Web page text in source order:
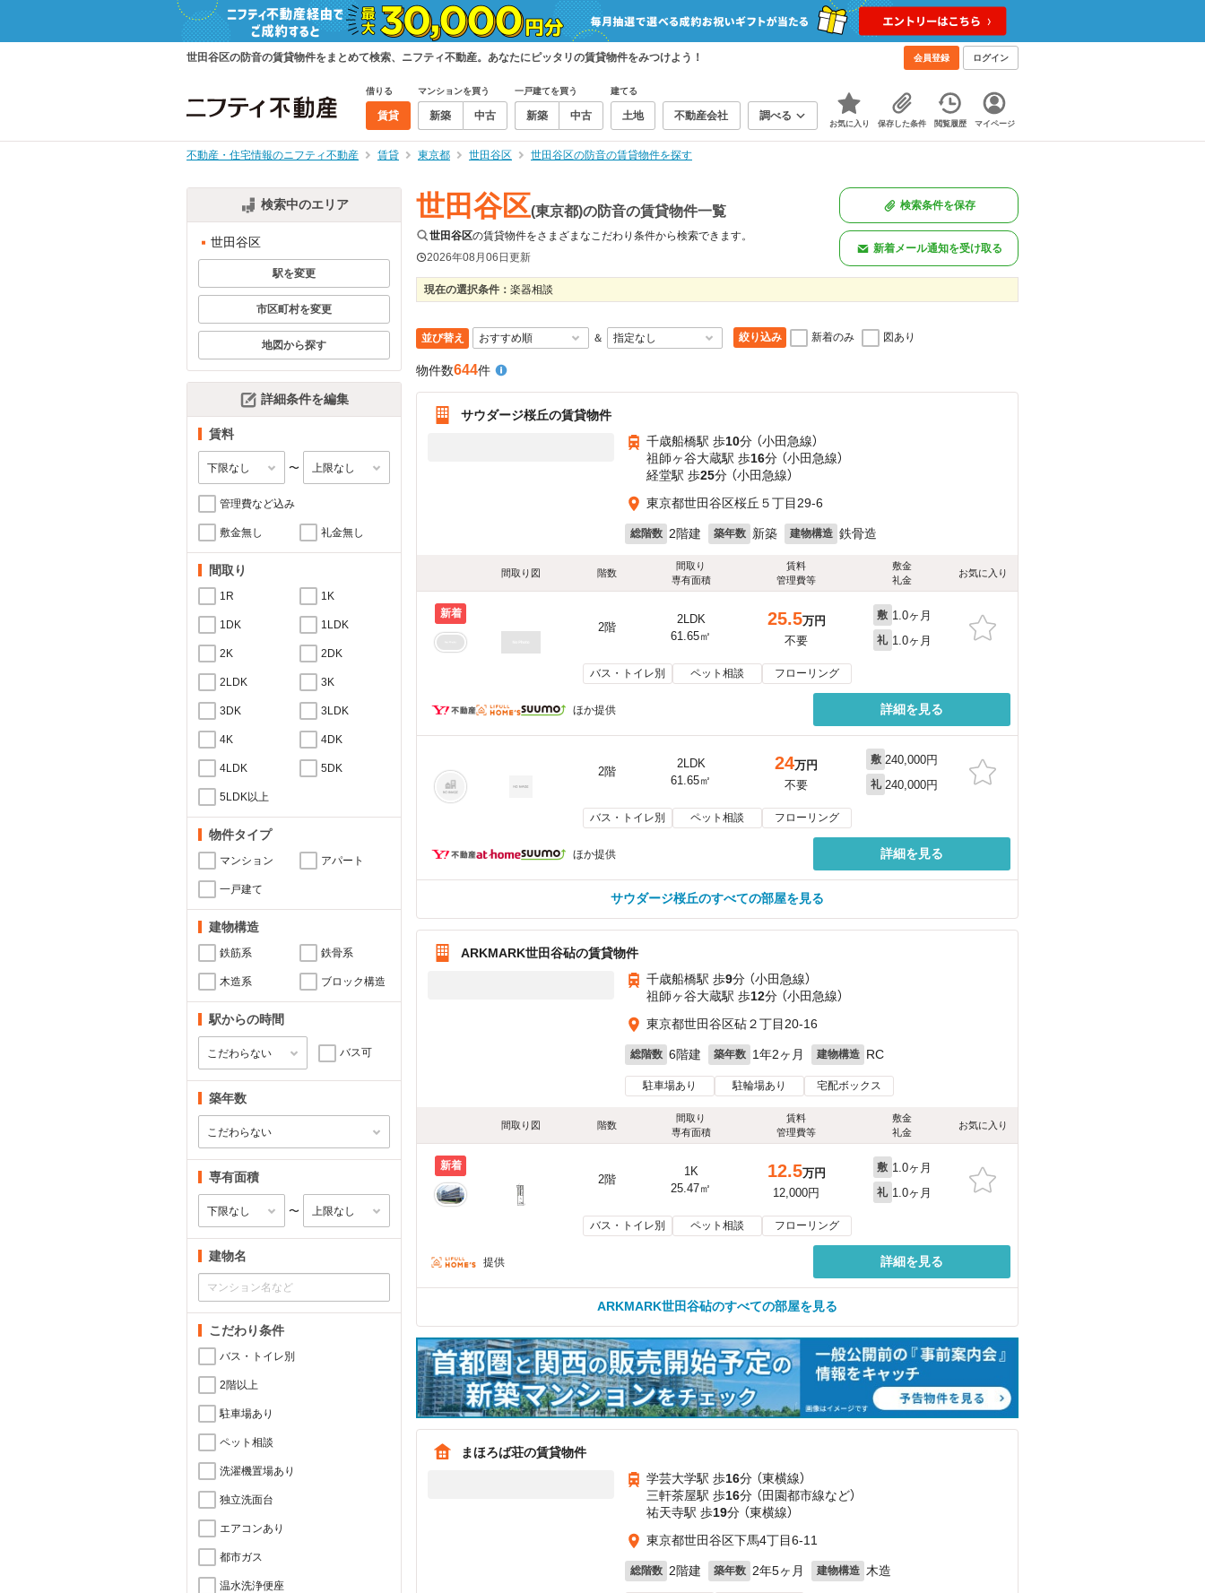
世田谷区の防音の賃貸物件をまとめて検索、ニフティ不動産。あなたにピッタリの賃貸物件をみつけよう！ 会員登録 ログイン
借りる
賃貸
マンションを買う
新築 中古
一戸建てを買う
新築 中古
建てる
土地 不動産会社 調べる
お気に入り 保存した条件 閲覧履歴 マイページ
不動産・住宅情報のニフティ不動産 賃貸 東京都 世田谷区 世田谷区の防音の賃貸物件を探す
検索中のエリア
世田谷区
駅を変更
市区町村を変更
地図から探す
詳細条件を編集
賃料
〜
管理費など込み
敷金無し 礼金無し
間取り
1R 1K
1DK 1LDK
2K 2DK
2LDK 3K
3DK 3LDK
4K 4DK
4LDK 5DK
5LDK以上
物件タイプ
マンション アパート
一戸建て
建物構造
鉄筋系 鉄骨系
木造系 ブロック構造
駅からの時間
バス可
築年数
専有面積
〜
建物名
こだわり条件
バス・トイレ別
2階以上
駐車場あり
ペット相談
洗濯機置場あり
独立洗面台
エアコンあり
都市ガス
温水洗浄便座
世田谷区(東京都)の防音の賃貸物件一覧
世田谷区の賃貸物件をさまざまなこだわり条件から検索できます。
2026年08月06日更新
検索条件を保存
新着メール通知を受け取る
現在の選択条件： 楽器相談
並び替え ＆ 絞り込み 新着のみ 図あり
物件数644件
サウダージ桜丘の賃貸物件
千歳船橋駅 歩10分 （小田急線）
祖師ヶ谷大蔵駅 歩16分 （小田急線）
経堂駅 歩25分 （小田急線）
東京都世田谷区桜丘５丁目29-6
総階数 2階建 築年数 新築 建物構造 鉄骨造
間取り図 階数
間取り
専有面積
賃料
管理費等
敷金
礼金
お気に入り
新着
2階
2LDK
61.65㎡
25.5万円
不要
敷 1.0ヶ月
礼 1.0ヶ月
バス・トイレ別 ペット相談 フローリング
ほか提供 詳細を見る
2階
2LDK
61.65㎡
24万円
不要
敷 240,000円
礼 240,000円
バス・トイレ別 ペット相談 フローリング
ほか提供 詳細を見る
サウダージ桜丘のすべての部屋を見る
ARKMARK世田谷砧の賃貸物件
千歳船橋駅 歩9分 （小田急線）
祖師ヶ谷大蔵駅 歩12分 （小田急線）
東京都世田谷区砧２丁目20-16
総階数 6階建 築年数 1年2ヶ月 建物構造 RC
駐車場あり 駐輪場あり 宅配ボックス
間取り図 階数
間取り
専有面積
賃料
管理費等
敷金
礼金
お気に入り
新着
2階
1K
25.47㎡
12.5万円
12,000円
敷 1.0ヶ月
礼 1.0ヶ月
バス・トイレ別 ペット相談 フローリング
提供 詳細を見る
ARKMARK世田谷砧のすべての部屋を見る
まほろば荘の賃貸物件
学芸大学駅 歩16分 （東横線）
三軒茶屋駅 歩16分 （田園都市線など）
祐天寺駅 歩19分 （東横線）
東京都世田谷区下馬4丁目6-11
総階数 2階建 築年数 2年5ヶ月 建物構造 木造